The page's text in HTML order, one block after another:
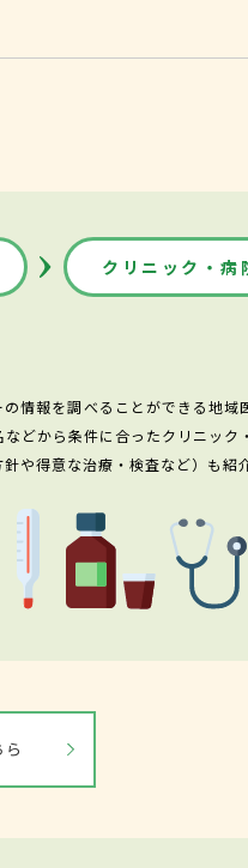
クリニック・病
情報を調べることができる地域
から条件に合ったクリニック
や得意な治療・検査など）も紹介